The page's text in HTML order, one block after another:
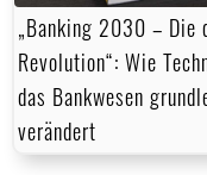
„Banking 2030 – Die
Revolution“: Wie
das Bankwesen
verändert